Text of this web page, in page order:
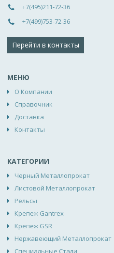
+7(495)211-72-36
+7(499)753-72-36
Перейти в контакты
МЕНЮ
О Компании
Справочник
Доставка
Контакты
КАТЕГОРИИ
Черный Металлопрокат
Листовой Металлопрокат
Рельсы
Крепеж Gantrex
Крепеж GSR
Нержавеющий Металлопрокат
Специальные Стали